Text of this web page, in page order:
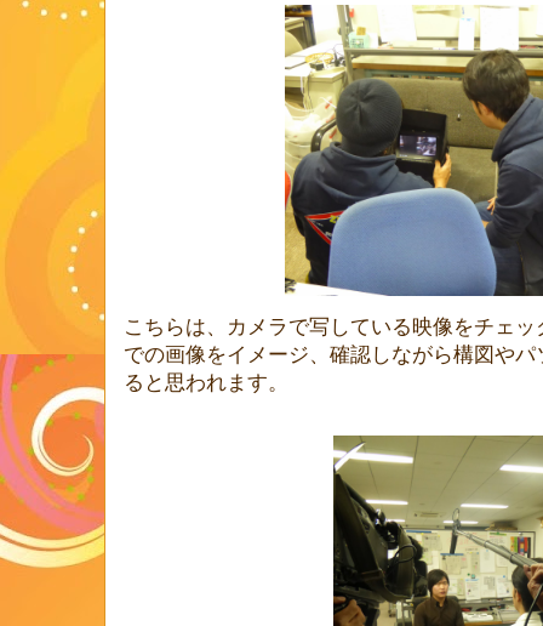
こちらは、カメラで写している映像をチェ
での画像をイメージ、確認しながら構図や
ると思われます。